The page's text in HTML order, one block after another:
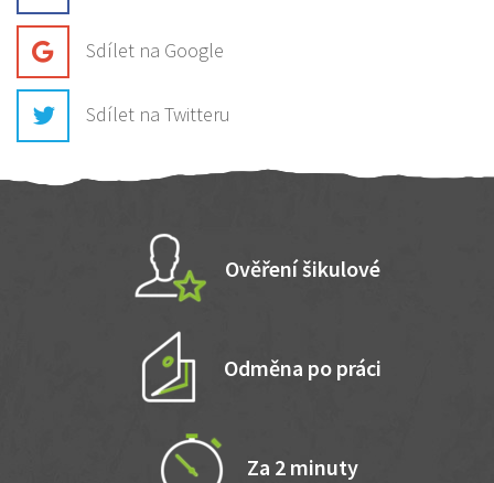
Sdílet na Google
Sdílet na Twitteru
Ověření šikulové
Odměna po práci
Za 2 minuty